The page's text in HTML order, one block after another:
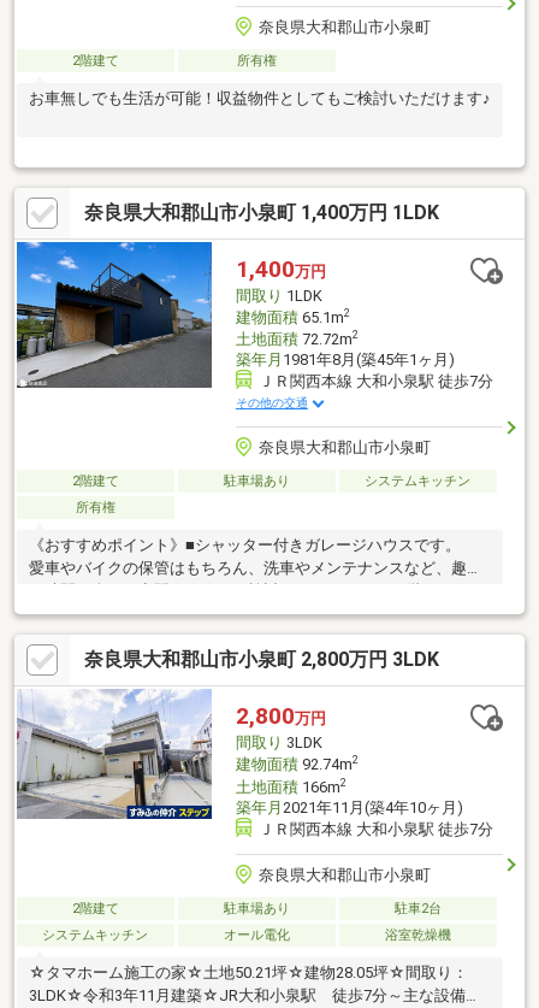
奈良県大和郡山市小泉町
2階建て 所有権
お車無しでも生活が可能！収益物件としてもご検討いただけます♪
奈良県大和郡山市小泉町 1,400万円 1LDK
1,400万円
間取り 1LDK
建物面積65.1m2
土地面積72.72m2
築年月 1981年8月(築45年1ヶ月)
ＪＲ関西本線 大和小泉駅 徒歩7分
その他の交通
奈良県大和郡山市小泉町
2階建て 駐車場あり
システムキッチン
所有権
《おすすめポイント》■シャッター付きガレージハウスです。
愛車やバイクの保管はもちろん、洗車やメンテナンスなど、趣味
と水回りを配置したシンプルな間取りです。 ウッドデッキへ出
入りできるため、気分転換やくつろぎの時間を過ごす場所として
も活用いただけます。 生活空間とガレージを分けた住まいなら
ではの暮らしをご検討ください。■駅徒歩約7分（約555m）の立
地で、現在空家です。 ガレージの広さや動線、室内の雰囲気な
どを現地でご確認いただき、愛車やバイク、趣味とともに過ごす
新しい暮らしをイメージしてみませんか。
奈良県大和郡山市小泉町 2,800万円 3LDK
2,800万円
間取り 3LDK
建物面積92.74m2
土地面積166m2
築年月 2021年11月(築4年10ヶ月)
ＪＲ関西本線 大和小泉駅 徒歩7分
奈良県大和郡山市小泉町
2階建て 駐車場あり
駐車2台
システムキッチン
オール電化 浴室乾燥機
☆タマホーム施工の家☆土地50.21坪☆建物28.05坪☆間取り：
3LDK☆令和3年11月建築☆JR大和小泉駅 徒歩7分～主な設備・